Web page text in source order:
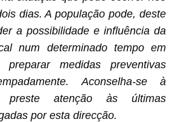
dias. A população pode, deste
a possibilidade e influência da
num determinado tempo em
medidas preventivas
Aconselha-se à
preste atenção às últimas
por esta direcção.